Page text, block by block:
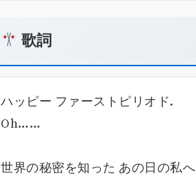
歌詞
ハッピー ファーストピリオド.
Oh……
世界の秘密を知った あの日の私へ